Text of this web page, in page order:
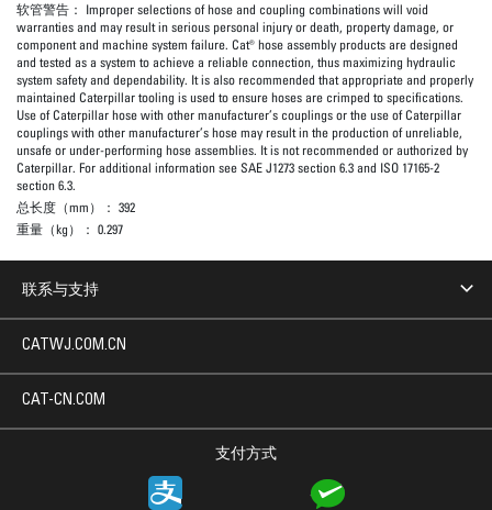
软管警告： Improper selections of hose and coupling combinations will void
warranties and may result in serious personal injury or death, property damage, or
component and machine system failure. Cat® hose assembly products are designed
and tested as a system to achieve a reliable connection, thus maximizing hydraulic
system safety and dependability. It is also recommended that appropriate and properly
maintained Caterpillar tooling is used to ensure hoses are crimped to specifications.
Use of Caterpillar hose with other manufacturer’s couplings or the use of Caterpillar
couplings with other manufacturer’s hose may result in the production of unreliable,
unsafe or under-performing hose assemblies. It is not recommended or authorized by
Caterpillar. For additional information see SAE J1273 section 6.3 and ISO 17165-2
section 6.3.
总长度（mm）： 392
重量（kg）： 0.297
联系与支持
支付方式
CATWJ.COM.CN
CAT-CN.COM